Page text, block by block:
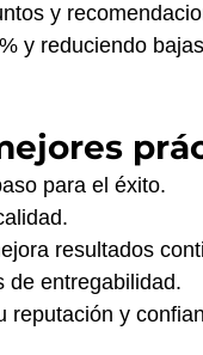
y
y reduciendo
para el éxito.
resultados
de entregabilidad.
reputación y